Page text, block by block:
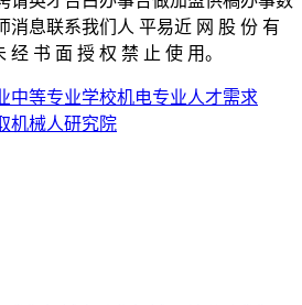
消息联系我们人 平易近 网 股 份 有
经 书 面 授 权 禁 止 使 用。
中等专业学校机电专业人才需求
机械人研究院